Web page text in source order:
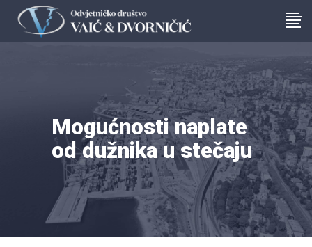
Mogućnosti naplate
od dužnika u stečaju